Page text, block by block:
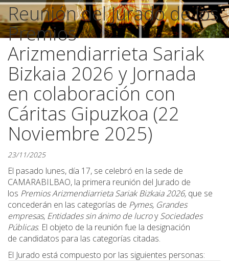
Reunión del Jurado de los
Premios
Arizmendiarrieta Sariak
Bizkaia 2026 y Jornada
en colaboración con
Cáritas Gipuzkoa (22
Noviembre 2025)
23/11/2025
El pasado lunes, día 17, se celebró en la sede de
CAMARABILBAO, la primera reunión del Jurado de
los Premios Arizmendiarrieta Sariak Bizkaia 2026, que se
concederán en las categorías de Pymes, Grandes
empresas, Entidades sin ánimo de lucroySociedades
Públicas. El objeto de la reunión fue la designación
de candidatos para las categorías citadas.
El Jurado está compuesto por las siguientes personas: